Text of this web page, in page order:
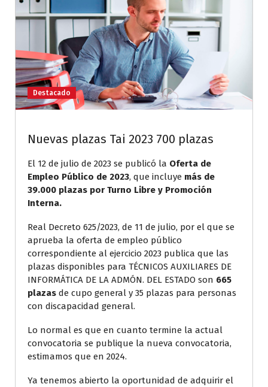
Destacado
Nuevas plazas Tai 2023 700 plazas
El 12 de julio de 2023 se publicó la Oferta de
Empleo Público de 2023, que incluye más de
39.000 plazas por Turno Libre y Promoción
Interna.
Real Decreto 625/2023, de 11 de julio, por el que se
aprueba la oferta de empleo público
correspondiente al ejercicio 2023 publica que las
plazas disponibles para TÉCNICOS AUXILIARES DE
INFORMÁTICA DE LA ADMÓN. DEL ESTADO son 665
plazas de cupo general y 35 plazas para personas
con discapacidad general.
Lo normal es que en cuanto termine la actual
convocatoria se publique la nueva convocatoria,
estimamos que en 2024.
Ya tenemos abierto la oportunidad de adquirir el